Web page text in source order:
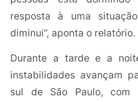
resposta à uma
diminui”, aponta o relatório.
Durante a tarde e a
instabilidades avançam
sul de São Paulo, com